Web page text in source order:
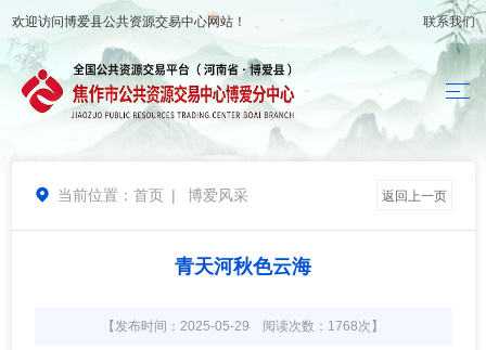
欢迎访问博爱县公共资源交易中心网站！ 联系我们
 当前位置： 首页 | 博爱风采 返回上一页
青天河秋色云海
【发布时间：2025-05-29 阅读次数：1768次】